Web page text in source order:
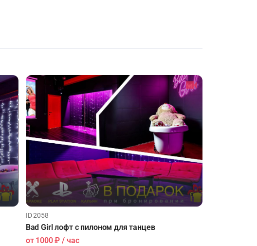
ДЕГУСТАЦИИ
ЧАЕПИТИЕ
ТИМБИЛДИНГ
ID 2058
Bad Girl лофт с пилоном для танцев
от 1000 ₽ / час